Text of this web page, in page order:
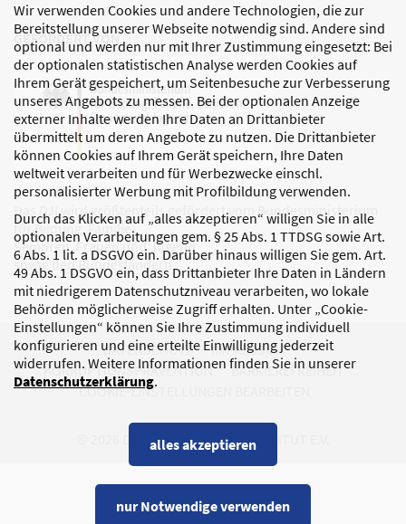
Wir verwenden Cookies und andere Technologien, die zur
Bereitstellung unserer Webseite notwendig sind. Andere sind
optional und werden nur mit Ihrer Zustimmung eingesetzt: Bei
der optionalen statistischen Analyse werden Cookies auf
Ihrem Gerät gespeichert, um Seitenbesuche zur Verbesserung
unseres Angebots zu messen. Bei der optionalen Anzeige
externer Inhalte werden Ihre Daten an Drittanbieter
übermittelt um deren Angebote zu nutzen. Die Drittanbieter
können Cookies auf Ihrem Gerät speichern, Ihre Daten
weltweit verarbeiten und für Werbezwecke einschl.
personalisierter Werbung mit Profilbildung verwenden.
Durch das Klicken auf „alles akzeptieren“ willigen Sie in alle
optionalen Verarbeitungen gem. § 25 Abs. 1 TTDSG sowie Art.
6 Abs. 1 lit. a DSGVO ein. Darüber hinaus willigen Sie gem. Art.
49 Abs. 1 DSGVO ein, dass Drittanbieter Ihre Daten in Ländern
mit niedrigerem Datenschutzniveau verarbeiten, wo lokale
Behörden möglicherweise Zugriff erhalten. Unter „Cookie-
Einstellungen“ können Sie Ihre Zustimmung individuell
konfigurieren und eine erteilte Einwilligung jederzeit
widerrufen. Weitere Informationen finden Sie in unserer
Datenschutzerklärung.
alles akzeptieren
nur Notwendige verwenden
GEFÖRDERT VON
Das DJI wird größtenteils gefördert vom Bundesministerium
für Bildung, Familie,
Senioren, Frauen und Jugend
sowie den Bundesländern.
DATENSCHUTZ
IMPRESSUM
KORRUPTIONSPRÄVENTION
BARRIEREFREIHEIT
COOKIE-EINSTELLUNGEN BEARBEITEN
© 2026 DEUTSCHES JUGENDINSTITUT E.V.